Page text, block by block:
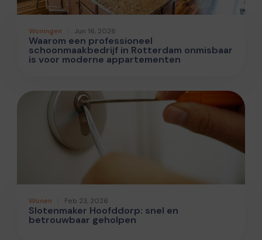
Woningen Jun 16, 2026
Waarom een professioneel
schoonmaakbedrijf in Rotterdam onmisbaar
is voor moderne appartementen
Wonen Feb 23, 2026
Slotenmaker Hoofddorp: snel en
betrouwbaar geholpen